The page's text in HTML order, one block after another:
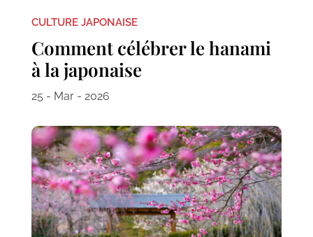
CULTURE JAPONAISE
Comment célébrer le hanami
à la japonaise
25 - Mar - 2026